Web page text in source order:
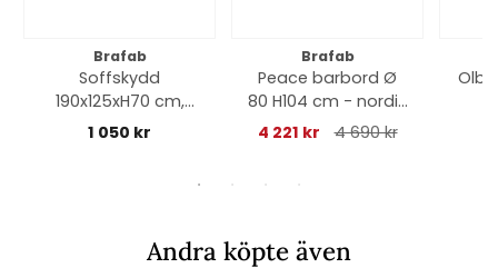
Brafab
Soffskydd
190x125xH70 cm,
vattentätt - svart
1 050 kr
Brafab
Peace barbord Ø
80 H104 cm - nordic
green
4 221 kr 4 690 kr
Andra köpte även